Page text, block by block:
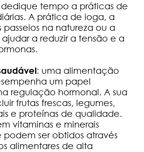
dedique tempo a práticas de
A prática de ioga, a
na natureza ou a
a reduzir a tensão e a
: uma alimentação
um papel
regulação hormonal. A sua
frutas frescas, legumes,
e proteínas de qualidade.
vitaminas e minerais
podem ser obtidos através
alimentares de alta